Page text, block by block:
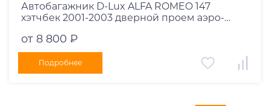
Автобагажник D-Lux ALFA ROMEO 147
хэтчбек 2001-2003 дверной проем аэро-
от 8 800 ₽
Подробнее